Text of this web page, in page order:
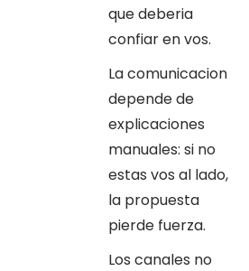
que deberia
confiar en vos.
La comunicacion
depende de
explicaciones
manuales: si no
estas vos al lado,
la propuesta
pierde fuerza.
Los canales no